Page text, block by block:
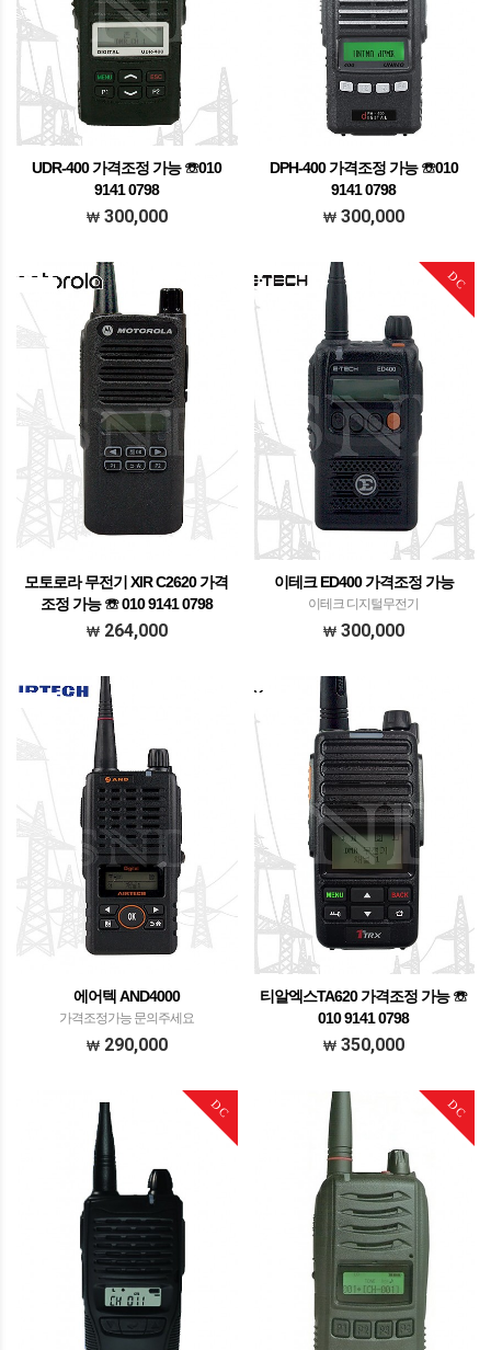
UDR-400 가격조정 가능 ☏010
9141 0798
가격조정가능 문의주세요
300,000
DPH-400 가격조정 가능 ☏010
9141 0798
가격조정가능 문의주세요
300,000
모토로라 무전기 XIR C2620 가격
조정 가능 ☏ 010 9141 0798
단종제품
264,000
DC
이테크 ED400 가격조정 가능
이테크 디지털무전기
300,000
에어텍 AND4000
가격조정가능 문의주세요
290,000
티알엑스TA620 가격조정 가능 ☏
010 9141 0798
가격조정가능 문의주세요
350,000
DC DC